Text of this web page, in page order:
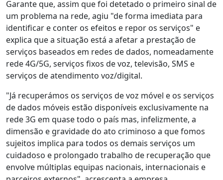
Garante que, assim que foi detetado o primeiro sinal de
um problema na rede, agiu "de forma imediata para
identificar e conter os efeitos e repor os serviços" e
explica que a situação está a afetar a prestação de
serviços baseados em redes de dados, nomeadamente
rede 4G/5G, serviços fixos de voz, televisão, SMS e
serviços de atendimento voz/digital.
"Já recuperámos os serviços de voz móvel e os serviços
de dados móveis estão disponíveis exclusivamente na
rede 3G em quase todo o país mas, infelizmente, a
dimensão e gravidade do ato criminoso a que fomos
sujeitos implica para todos os demais serviços um
cuidadoso e prolongado trabalho de recuperação que
envolve múltiplas equipas nacionais, internacionais e